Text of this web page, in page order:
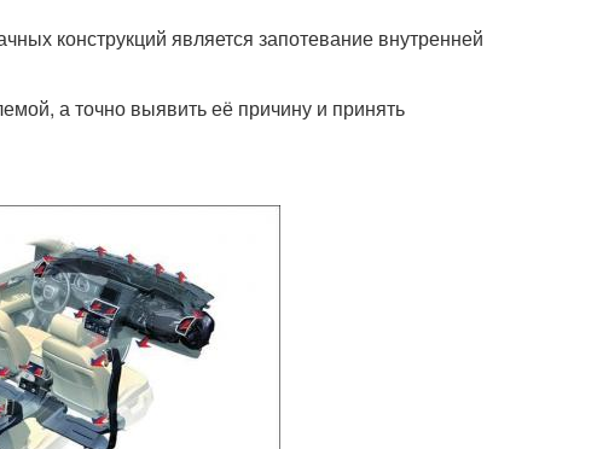
конструкций является запотевание внутренней
а точно выявить её причину и принять